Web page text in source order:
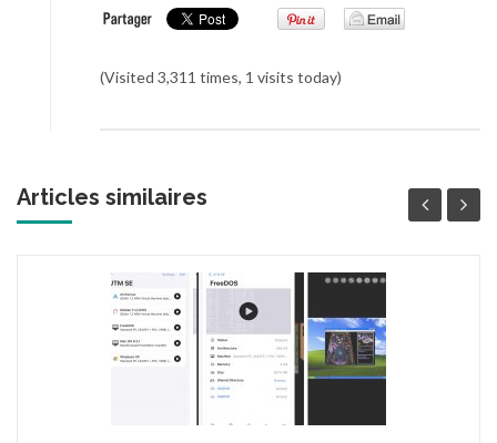
(Visited 3,311 times, 1 visits today)
Articles similaires